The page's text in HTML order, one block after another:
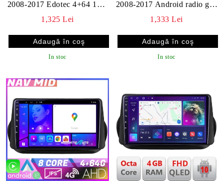
2008-2017 Edotec 4+64 10.5
inch Incell 1K android Wifi
v1
1,325 Lei
In stoc
2008-2017 Android radio gps
internet 4+64 Lenovo v1
1,333 Lei
In stoc